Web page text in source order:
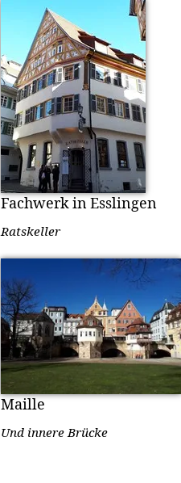
Fachwerk in Esslingen
Ratskeller
Maille
Und innere Brücke